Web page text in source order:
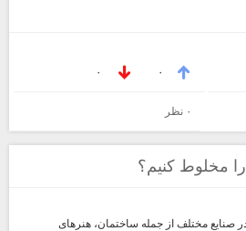
۰ ۰
۰ نظر
مخلوط کنیم؟
صنایع مختلف از جمله ساختمان، هنرهای